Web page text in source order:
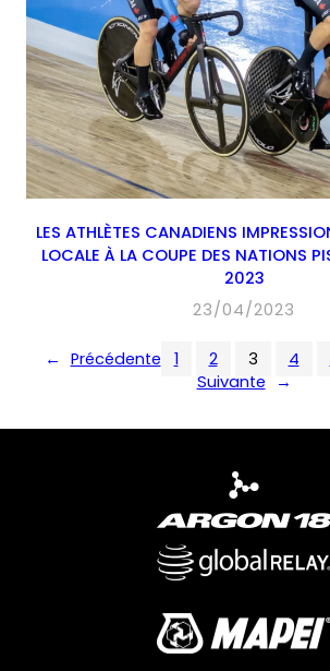
LES ATHLÈTES CANADIENS
LOCALE À LA COUPE DES NATIONS
2023
23/04/2023
← Précédente 1 2 3 4
Suivante
→